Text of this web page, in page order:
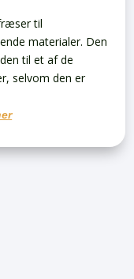
til
materialer. Den
til et af de
selvom den er